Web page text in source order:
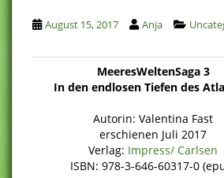
August 15, 2017 Anja
MeeresWeltenSaga 3
In den endlosen Tiefen des
Autorin: Valentina Fast
erschienen Juli 2017
Verlag: Impress/ Carlsen
ISBN: 978-3-646-60317-0